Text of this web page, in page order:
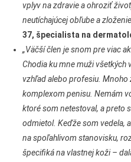
vplyv na zdravie a ohroziť
neutíchajúcej obľube a
37, špecialista na
„Väčší člen je snom pre viac
Chodia ku mne muži všetkých
vzhľad alebo profesiu. Mnoho
komplexom penisu. Nemám
ktoré som netestoval, a preto
odmietol. Keďže som vedela,
na spoľahlivom stanovisku,
špecifiká na vlastnej koži –